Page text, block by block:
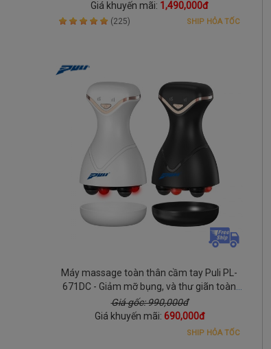
Giá khuyến mãi: 1,490,000đ
(225) SHIP HỎA TỐC
Máy massage toàn thân cầm tay Puli PL-
671DC - Giảm mỡ bụng, và thư giãn toàn
thân
Giá gốc: 990,000đ
Giá khuyến mãi: 690,000đ
SHIP HỎA TỐC